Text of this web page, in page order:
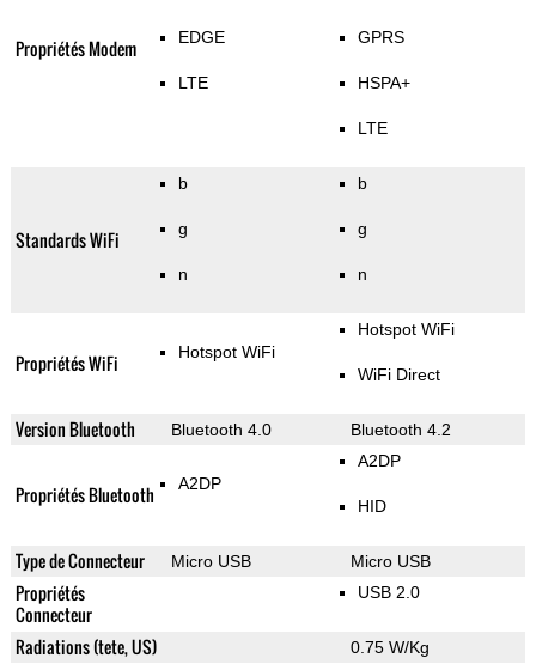
Propriétés Modem EDGE
LTE
GPRS
HSPA+
LTE
Standards WiFi
b
g
n
b
g
n
Propriétés WiFi Hotspot WiFi
Hotspot WiFi
WiFi Direct
Version Bluetooth Bluetooth 4.0 Bluetooth 4.2
Propriétés Bluetooth A2DP
A2DP
HID
Type de Connecteur Micro USB Micro USB
Propriétés
Connecteur
USB 2.0
Radiations (tete, US) 0.75 W/Kg